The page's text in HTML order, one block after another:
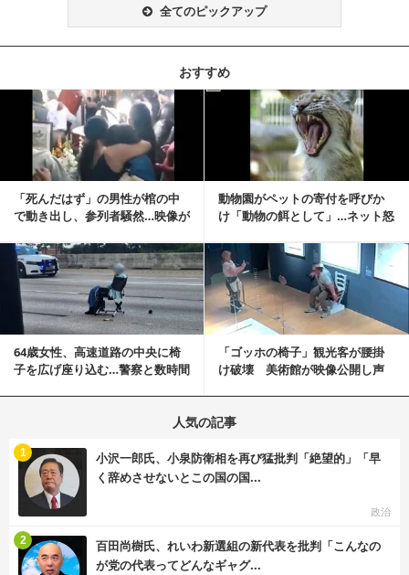
全てのピックアップ
おすすめ
「死んだはず」の男性が棺の中
で動き出し、参列者騒然…映像が
動物園がペットの寄付を呼びか
け「動物の餌として」…ネット怒
記事を読む
64歳女性、高速道路の中央に椅
子を広げ座り込む…警察と数時間
「ゴッホの椅子」観光客が腰掛
け破壊 美術館が映像公開し声
記事を読む
人気の記事
小沢一郎氏、小泉防衛相を再び猛批判「絶望的」「早
く辞めさせないとこの国の国...
政治
1
百田尚樹氏、れいわ新選組の新代表を批判「こんなの
が党の代表ってどんなギャグ...
2